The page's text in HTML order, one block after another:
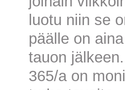
luotu niin se
päälle on
tauon
365/a on